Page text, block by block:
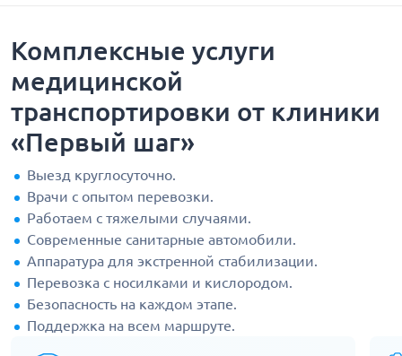
Комплексные услуги
медицинской
транспортировки от клиники
«Первый шаг»
Выезд круглосуточно.
Врачи с опытом перевозки.
Работаем с тяжелыми случаями.
Современные санитарные автомобили.
Аппаратура для экстренной стабилизации.
Перевозка с носилками и кислородом.
Безопасность на каждом этапе.
Поддержка на всем маршруте.